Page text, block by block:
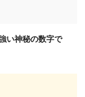
い神秘の数字で